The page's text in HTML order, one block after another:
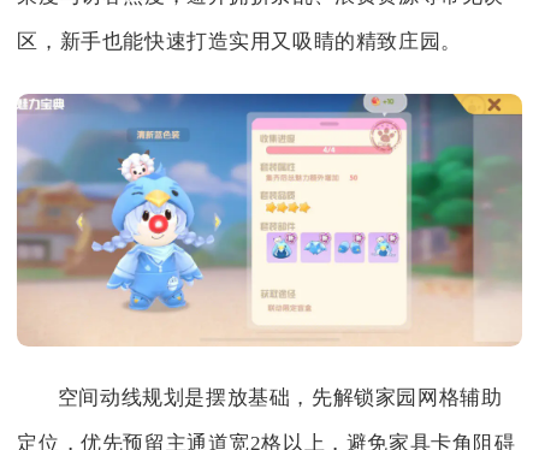
区，新手也能快速打造实用又吸睛的精致庄园。
空间动线规划是摆放基础，先解锁家园网格辅助
定位，优先预留主通道宽2格以上，避免家具卡角阻碍